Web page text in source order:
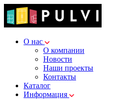
О нас
О компании
Новости
Наши проекты
Контакты
Каталог
Информация